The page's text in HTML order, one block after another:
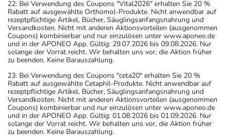
22: Bei Verwendung des Coupons "Vital2026" erhalten Sie 20 %
Rabatt auf ausgewählte Orthomol-Produkte. Nicht anwendbar auf
rezeptpflichtige Artikel, Bücher, Säuglingsanfangsnahrung und
Versandkosten. Nicht mit anderen Aktionsvorteilen (ausgenommen
Coupons) kombinierbar und nur einzulösen unter www.aponeo.de
und in der APONEO App. Gültig: 29.07.2026 bis 09.08.2026. Nur
solange der Vorrat reicht. Wir behalten uns vor, die Aktion früher
zu beenden. Keine Barauszahlung.
23: Bei Verwendung des Coupons "ceta20" erhalten Sie 20 %
Rabatt auf ausgewählte Cetaphil-Produkte. Nicht anwendbar auf
rezeptpflichtige Artikel, Bücher, Säuglingsanfangsnahrung und
Versandkosten. Nicht mit anderen Aktionsvorteilen (ausgenommen
Coupons) kombinierbar und nur einzulösen unter www.aponeo.de
und in der APONEO App. Gültig: 01.08.2026 bis 01.09.2026. Nur
solange der Vorrat reicht. Wir behalten uns vor, die Aktion früher
zu beenden. Keine Barauszahlung.